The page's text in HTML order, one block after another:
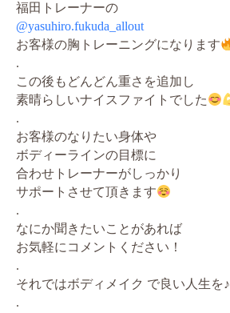
福田トレーナーの
@yasuhiro.fukuda_allout
お客様の胸トレーニングになります
.
この後もどんどん重さを追加し
素晴らしいナイスファイトでした
.
お客様のなりたい身体や
ボディーラインの目標に
合わせトレーナーがしっかり
サポートさせて頂きます
.
なにか聞きたいことがあれば
お気軽にコメントください！
.
それではボディメイク で良い人生を♪
.